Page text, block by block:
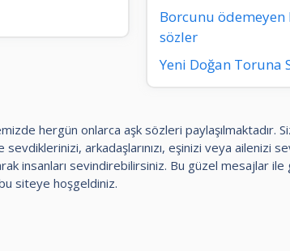
Borcunu ödemeyen
sözler
Yeni Doğan Toruna
hergün onlarca aşk sözleri paylaşılmaktadır.
arkadaşlarınızı, eşinizi veya ailenizi
insanları sevindirebilirsiniz. Bu güzel mesajlar ile
siteye hoşgeldiniz.